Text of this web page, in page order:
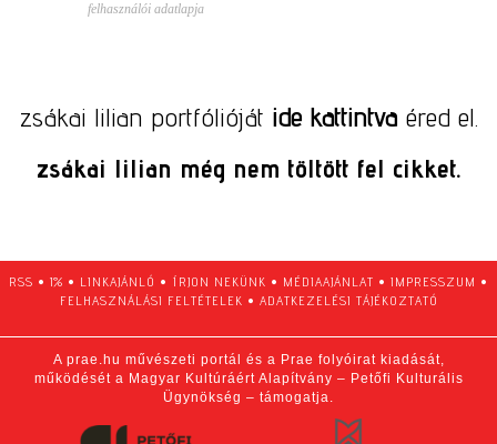
felhasználói adatlapja
zsákai lilian portfólióját ide kattintva éred el.
zsákai lilian még nem töltött fel cikket.
RSS • 1% • LINKAJÁNLÓ • ÍRJON NEKÜNK • MÉDIAAJÁNLAT • IMPRESSZUM •
FELHASZNÁLÁSI FELTÉTELEK • ADATKEZELÉSI TÁJÉKOZTATÓ
A prae.hu művészeti portál és a Prae folyóirat kiadását,
működését a Magyar Kultúráért Alapítvány – Petőfi Kulturális
Ügynökség – támogatja.